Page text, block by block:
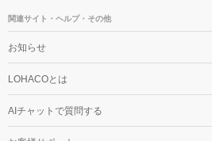
関連サイト・ヘルプ・その他
お知らせ
LOHACOとは
AIチャットで質問する